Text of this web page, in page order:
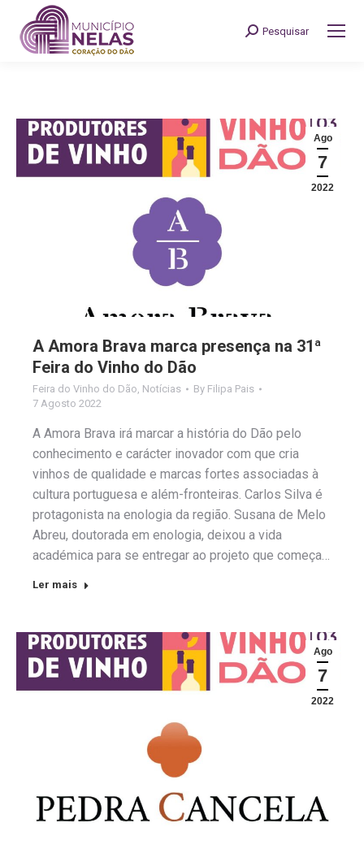
Search:
Pesquisar
Ago
7
2022
A Amora Brava marca presença na 31ª
Feira do Vinho do Dão
Feira do Vinho do Dão, Notícias By Filipa Pais
7 Agosto 2022
A Amora Brava irá marcar a história do Dão pelo
conhecimento e carácter inovador com que cria
vinhos de qualidade e marcas fortes associadas à
cultura portuguesa e além-fronteiras. Carlos Silva é
protagonista na enologia da região. Susana de Melo
Abreu, doutorada em enologia, deixou a vida
académica para se entregar ao projeto que começa…
Ler mais
Ago
7
2022